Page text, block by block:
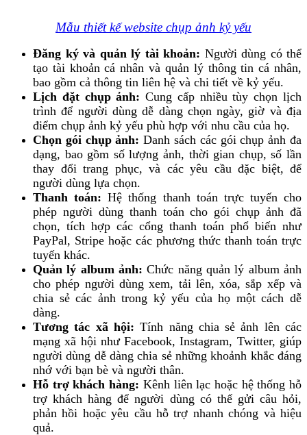
Mẫu thiết kế website chụp ảnh kỷ yếu
Đăng ký và quản lý tài khoản: Người dùng có thể
tạo tài khoản cá nhân và quản lý thông tin cá nhân,
bao gồm cả thông tin liên hệ và chi tiết về kỷ yếu.
Lịch đặt chụp ảnh: Cung cấp nhiều tùy chọn lịch
trình để người dùng dễ dàng chọn ngày, giờ và địa
điểm chụp ảnh kỷ yếu phù hợp với nhu cầu của họ.
Chọn gói chụp ảnh: Danh sách các gói chụp ảnh đa
dạng, bao gồm số lượng ảnh, thời gian chụp, số lần
thay đổi trang phục, và các yêu cầu đặc biệt, để
người dùng lựa chọn.
Thanh toán: Hệ thống thanh toán trực tuyến cho
phép người dùng thanh toán cho gói chụp ảnh đã
chọn, tích hợp các cổng thanh toán phổ biến như
PayPal, Stripe hoặc các phương thức thanh toán trực
tuyến khác.
Quản lý album ảnh: Chức năng quản lý album ảnh
cho phép người dùng xem, tải lên, xóa, sắp xếp và
chia sẻ các ảnh trong kỷ yếu của họ một cách dễ
dàng.
Tương tác xã hội: Tính năng chia sẻ ảnh lên các
mạng xã hội như Facebook, Instagram, Twitter, giúp
người dùng dễ dàng chia sẻ những khoảnh khắc đáng
nhớ với bạn bè và người thân.
Hỗ trợ khách hàng: Kênh liên lạc hoặc hệ thống hỗ
trợ khách hàng để người dùng có thể gửi câu hỏi,
phản hồi hoặc yêu cầu hỗ trợ nhanh chóng và hiệu
quả.